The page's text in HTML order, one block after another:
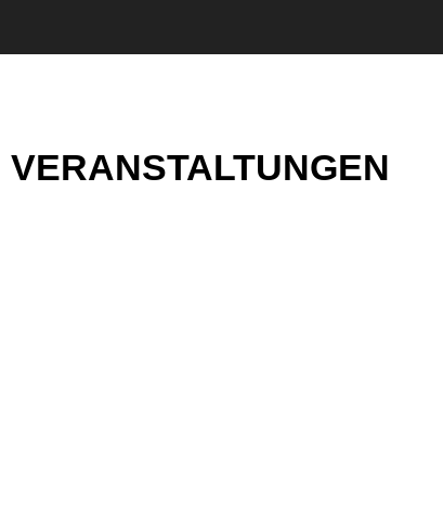
VERANSTALTUNGEN